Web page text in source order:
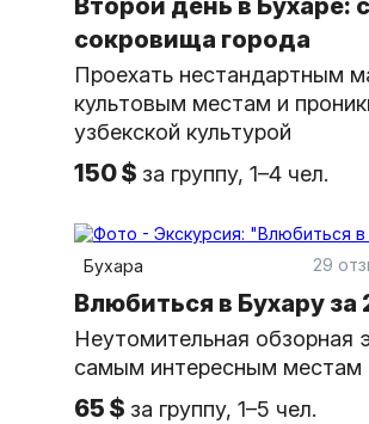
Второй день в Бухаре:
сокровища города
Проехать нестандартным
культовым местам и
узбекской культурой
150 $ за группу, 1–4 чел.
Бухара 29
Влюбиться в Бухару за
Неутомительная обзорная
самым интересным местам
65 $ за группу, 1–5 чел.